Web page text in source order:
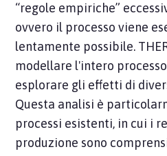
“regole empiriche”
ovvero il processo viene
lentamente possibile.
modellare l'intero
esplorare gli effetti di
Questa analisi è
processi esistenti, in cui i
produzione sono